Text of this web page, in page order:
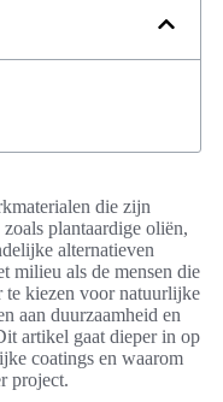
die zijn
plantaardige oliën,
alternatieven
milieu als de mensen die
kiezen voor natuurlijke
aan duurzaamheid en
artikel gaat dieper in op
coatings en waarom
project.